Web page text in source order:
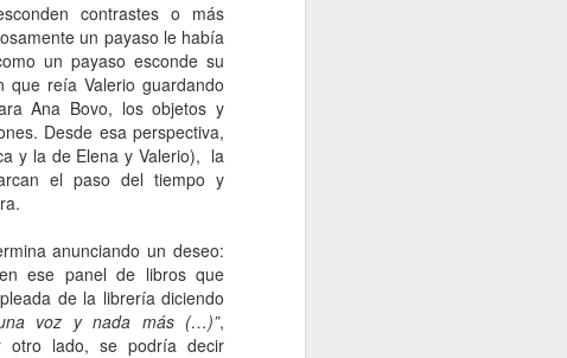
contrastes o más
un payaso le había
un payaso esconde su
que reía Valerio guardando
Ana Bovo, los objetos y
Desde esa perspectiva,
y la de Elena y Valerio), la
el paso del tiempo y
anunciando un deseo:
ese panel de libros que
de la librería diciendo
voz y nada más (…)”,
lado, se podría decir